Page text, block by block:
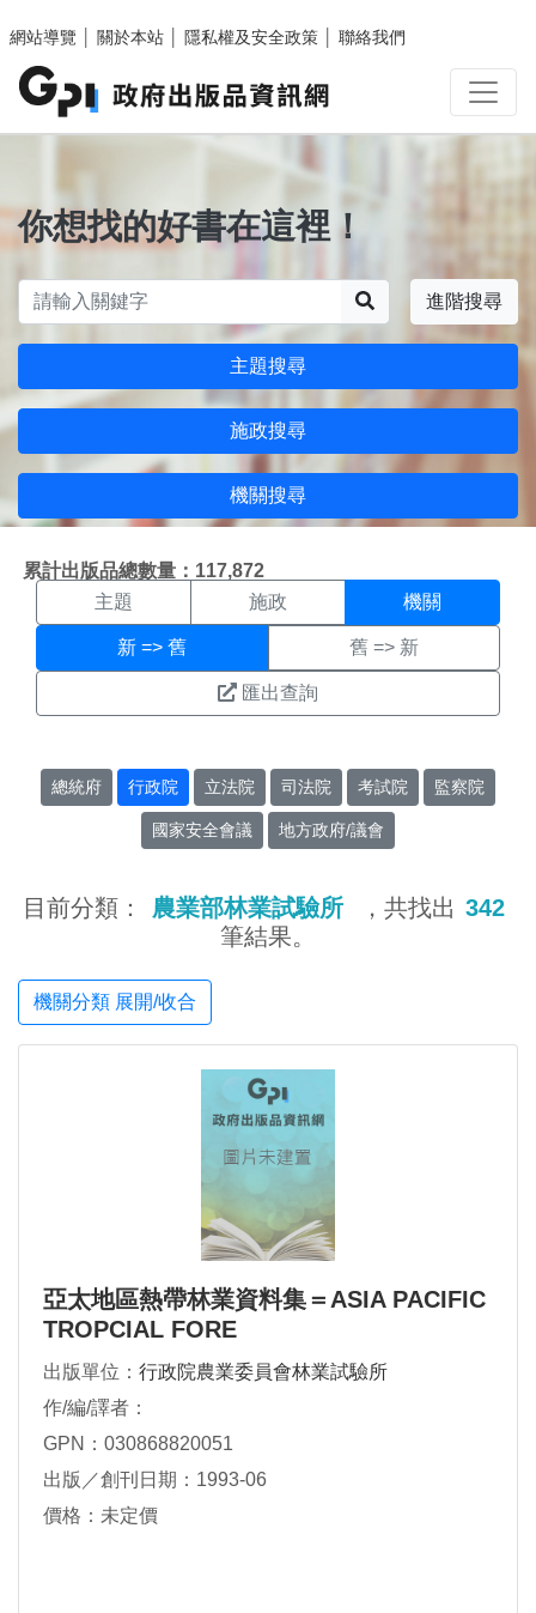
網站導覽
關於本站 隱私權及安全政策 聯絡我們
你想找的好書在這裡！
進階搜尋
主題搜尋
施政搜尋
機關搜尋
累計出版品總數量：117,872
機關搜尋結果頁面
主題 施政 機關
新 => 舊 舊 => 新
匯出查詢
總統府 行政院 立法院 司法院 考試院 監察院
國家安全會議 地方政府/議會
目前分類： 農業部林業試驗所 ，共找出 342
筆結果。
機關分類 展開/收合
亞太地區熱帶林業資料集＝ASIA PACIFIC
TROPCIAL FORE
出版單位： 行政院農業委員會林業試驗所
作/編/譯者：
GPN：030868820051
出版／創刊日期：1993-06
價格：未定價